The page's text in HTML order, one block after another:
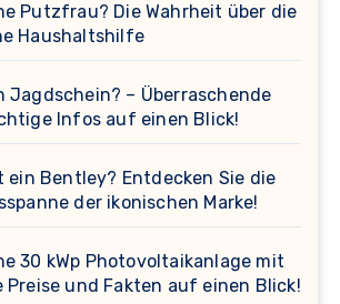
Putzfrau? Die Wahrheit über die
Haushaltshilfe
Jagdschein? – Überraschende
Infos auf einen Blick!
ein Bentley? Entdecken Sie die
der ikonischen Marke!
30 kWp Photovoltaikanlage mit
Preise und Fakten auf einen Blick!